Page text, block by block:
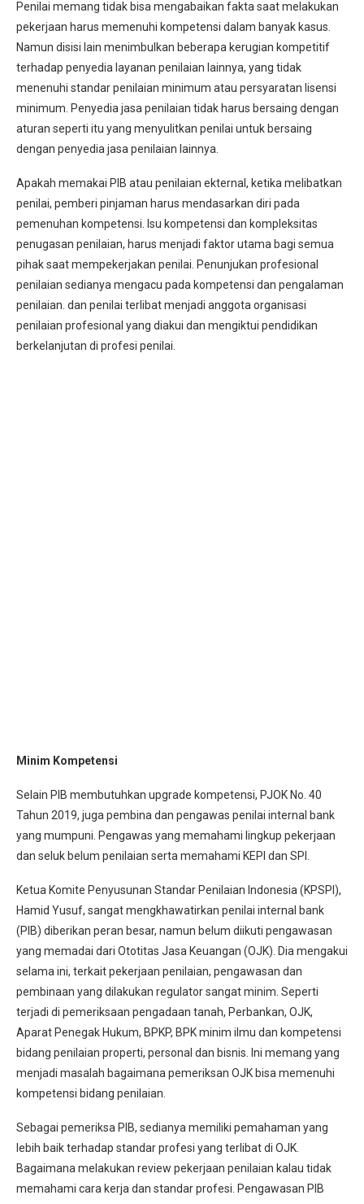
Penilai memang tidak bisa mengabaikan fakta saat melakukan
pekerjaan harus memenuhi kompetensi dalam banyak kasus.
Namun disisi lain menimbulkan beberapa kerugian kompetitif
terhadap penyedia layanan penilaian lainnya, yang tidak
menenuhi standar penilaian minimum atau persyaratan lisensi
minimum. Penyedia jasa penilaian tidak harus bersaing dengan
aturan seperti itu yang menyulitkan penilai untuk bersaing
dengan penyedia jasa penilaian lainnya.
Apakah memakai PIB atau penilaian ekternal, ketika melibatkan
penilai, pemberi pinjaman harus mendasarkan diri pada
pemenuhan kompetensi. Isu kompetensi dan kompleksitas
penugasan penilaian, harus menjadi faktor utama bagi semua
pihak saat mempekerjakan penilai. Penunjukan profesional
penilaian sedianya mengacu pada kompetensi dan pengalaman
penilaian. dan penilai terlibat menjadi anggota organisasi
penilaian profesional yang diakui dan mengiktui pendidikan
berkelanjutan di profesi penilai.
Minim Kompetensi
Selain PIB membutuhkan upgrade kompetensi, PJOK No. 40
Tahun 2019, juga pembina dan pengawas penilai internal bank
yang mumpuni. Pengawas yang memahami lingkup pekerjaan
dan seluk belum penilaian serta memahami KEPI dan SPI.
Ketua Komite Penyusunan Standar Penilaian Indonesia (KPSPI),
Hamid Yusuf, sangat mengkhawatirkan penilai internal bank
(PIB) diberikan peran besar, namun belum diikuti pengawasan
yang memadai dari Ototitas Jasa Keuangan (OJK). Dia mengakui
selama ini, terkait pekerjaan penilaian, pengawasan dan
pembinaan yang dilakukan regulator sangat minim. Seperti
terjadi di pemeriksaan pengadaan tanah, Perbankan, OJK,
Aparat Penegak Hukum, BPKP, BPK minim ilmu dan kompetensi
bidang penilaian properti, personal dan bisnis. Ini memang yang
menjadi masalah bagaimana pemeriksan OJK bisa memenuhi
kompetensi bidang penilaian.
Sebagai pemeriksa PIB, sedianya memiliki pemahaman yang
lebih baik terhadap standar profesi yang terlibat di OJK.
Bagaimana melakukan review pekerjaan penilaian kalau tidak
memahami cara kerja dan standar profesi. Pengawasan PIB